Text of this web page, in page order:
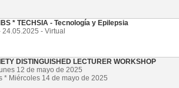
* TECHSIA - Tecnología y Epilepsia
- Virtual
DISTINGUISHED LECTURER WORKSHOP
12 de mayo de 2025
* Miércoles 14 de mayo de 2025